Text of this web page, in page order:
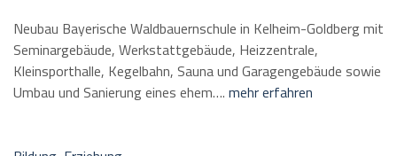
Neubau Bayerische Waldbauernschule in Kelheim-Goldberg mit
Seminargebäude, Werkstattgebäude, Heizzentrale,
Kleinsporthalle, Kegelbahn, Sauna und Garagengebäude sowie
Umbau und Sanierung eines ehem…. mehr erfahren